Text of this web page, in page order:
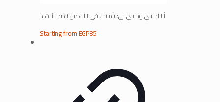
أنا لحبيبي وحبيبي لي: تأملات في آيات من نشيد الأنشاد
Starting fromEGP85